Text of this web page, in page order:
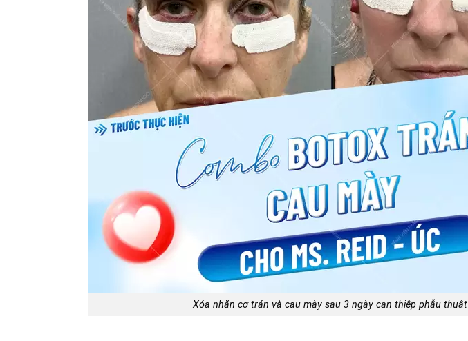
Xóa nhăn cơ trán và cau mày sau 3 ngày can thiệp phẫu thuật